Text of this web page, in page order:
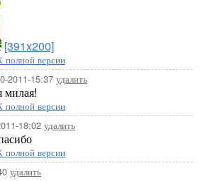
[391x200]
полной версии
2011-15:37 удалить
милая!
полной версии
18:02 удалить
полной версии
удалить